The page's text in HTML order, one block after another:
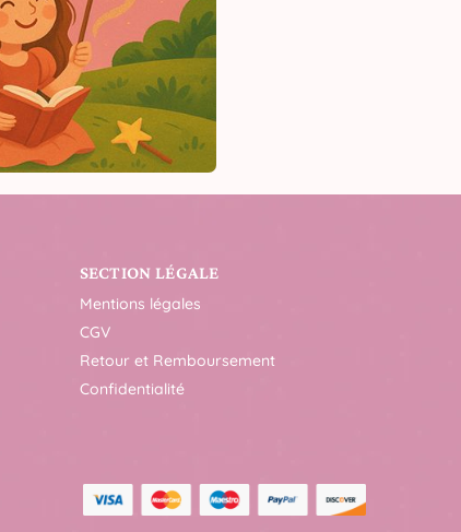
SECTION LÉGALE
Mentions légales
CGV
Retour et Remboursement
Confidentialité